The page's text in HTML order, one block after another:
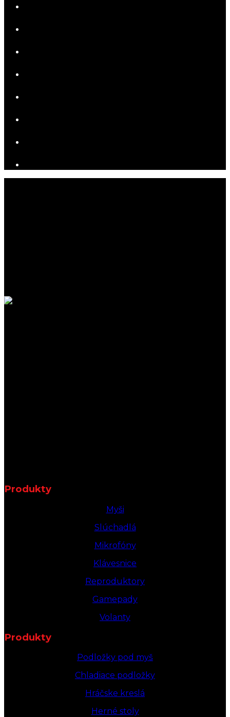
Produkty
Myši
Slúchadlá
Mikrofóny
Klávesnice
Reproduktory
Gamepady
Volanty
Produkty
Podložky pod myš
Chladiace podložky
Hráčske kreslá
Herné stoly